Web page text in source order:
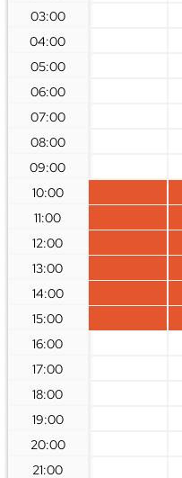
03:00
04:00
05:00
06:00
07:00
08:00
09:00
10:00
11:00
12:00
13:00
14:00
15:00
16:00
17:00
18:00
19:00
20:00
21:00